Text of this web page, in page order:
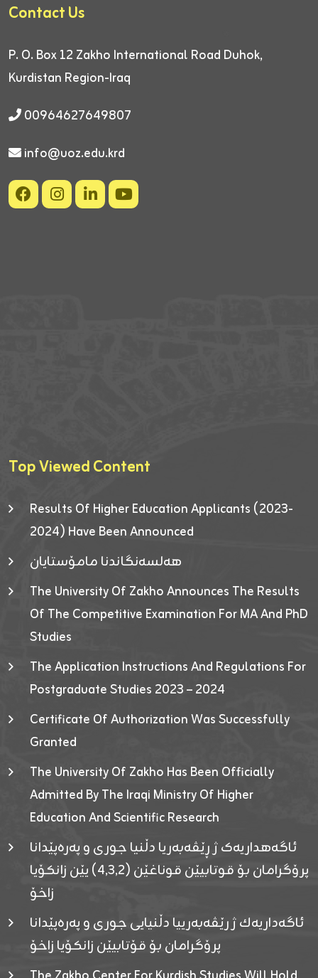
Contact Us
P. O. Box 12 Zakho International Road Duhok,
Kurdistan Region-Iraq
00964627649807
info@uoz.edu.krd
Top Viewed Content
Results Of Higher Education Applicants (2023-
2024) Have Been Announced
هەلسەنگاندنا مامۆستایان
The University Of Zakho Announces The Results
Of The Competitive Examination For MA And PhD
Studies
The Application Instructions And Regulations For
Postgraduate Studies 2023 – 2024
Certificate Of Authorization Was Successfully
Granted
The University Of Zakho Has Been Officially
Admitted By The Iraqi Ministry Of Higher
Education And Scientific Research
ئاگەهداریەک ژ ڕێڤەبەریا دڵنیا جوری و پەرەپێدانا
پرۆگرامان بۆ قوتابیێن قوناغێن (٤٫٣٫٢) یێن زانکۆیا
زاخۆ
ئاگەداریەك ژ رێڤەبەرییا دڵنیایی جوری و پەرەپێدانا
پرۆگرامان بۆ قۆتابیێن زانکۆیا زاخۆ